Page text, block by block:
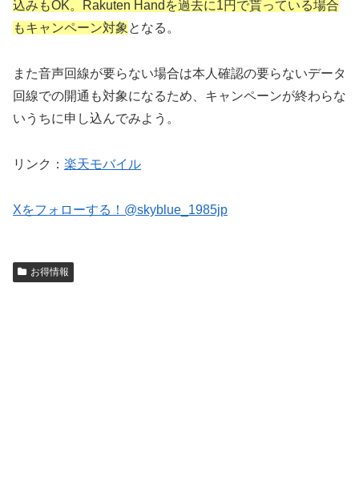
込みもOK。Rakuten Handを過去に1円で貰っている場合
もキャンペーン対象 となる。
また音声回線が要らない場合は本人確認の要らないデータ
回線での開通も対象になるため、キャンペーンが終わらな
いうちに申し込んでみよう。
リンク： 楽天モバイル
Xをフォローする！@skyblue_1985jp
お得情報